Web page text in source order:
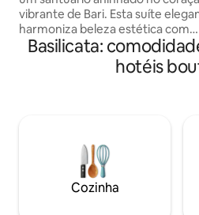
vibrante de Bari. Esta suíte
harmoniza beleza estética com
conforto, apresentando uma
pelúcia, sofá-cama e uma jacuzzi
opulenta para relaxamento
privada, ideal para refeições ao ar
Convenientemente localizada
estação de trem, a suíte oferece
acesso aos tesouros históricos de
Basilicata:
hotéis
Cozinha